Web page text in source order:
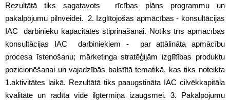
Rezultātā tiks sagatavots rīcības plāns programmu un
pakalpojumu pilnveidei. 2. Izglītojošas apmācības - konsultācijas
IAC darbinieku kapacitātes stiprināšanai. Notiks trīs apmācības
konsultācijas IAC darbiniekiem - par attālināta apmācību
procesa īstenošanu; mārketinga stratēģijām izglītības produktu
pozicionēšanai un vajadzībās balstītā tematikā, kas tiks noteikta
1.aktivitātes laikā. Rezultātā tiks paaugstināta IAC cilvēkkapitāla
kvalitāte un radīta vide ilgtermiņa izaugsmei. 3. Pakalpojumu